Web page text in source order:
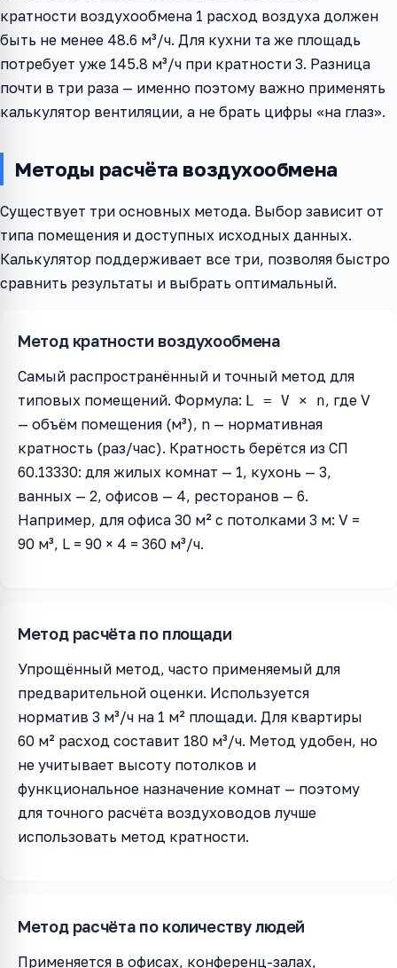
кратности воздухообмена 1 расход воздуха должен
быть не менее 48.6 м³/ч. Для кухни та же площадь
потребует уже 145.8 м³/ч при кратности 3. Разница
почти в три раза — именно поэтому важно применять
калькулятор вентиляции, а не брать цифры «на глаз».
Методы расчёта воздухообмена
Существует три основных метода. Выбор зависит от
типа помещения и доступных исходных данных.
Калькулятор поддерживает все три, позволяя быстро
сравнить результаты и выбрать оптимальный.
Метод кратности воздухообмена
Самый распространённый и точный метод для
типовых помещений. Формула: L = V × n, где V
— объём помещения (м³), n — нормативная
кратность (раз/час). Кратность берётся из СП
60.13330: для жилых комнат — 1, кухонь — 3,
ванных — 2, офисов — 4, ресторанов — 6.
Например, для офиса 30 м² с потолками 3 м: V =
90 м³, L = 90 × 4 = 360 м³/ч.
Метод расчёта по площади
Упрощённый метод, часто применяемый для
предварительной оценки. Используется
норматив 3 м³/ч на 1 м² площади. Для квартиры
60 м² расход составит 180 м³/ч. Метод удобен, но
не учитывает высоту потолков и
функциональное назначение комнат — поэтому
для точного расчёта воздуховодов лучше
использовать метод кратности.
Метод расчёта по количеству людей
Применяется в офисах, конференц-залах,